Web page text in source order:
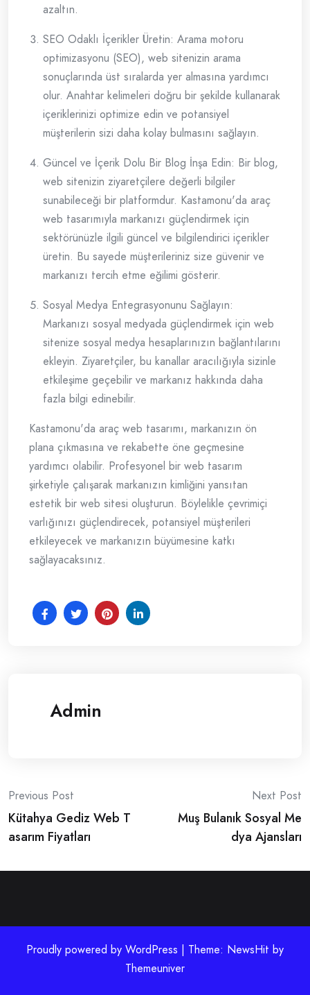
azaltın.
SEO Odaklı İçerikler Üretin: Arama motoru
optimizasyonu (SEO), web sitenizin arama
sonuçlarında üst sıralarda yer almasına yardımcı
olur. Anahtar kelimeleri doğru bir şekilde kullanarak
içeriklerinizi optimize edin ve potansiyel
müşterilerin sizi daha kolay bulmasını sağlayın.
Güncel ve İçerik Dolu Bir Blog İnşa Edin: Bir blog,
web sitenizin ziyaretçilere değerli bilgiler
sunabileceği bir platformdur. Kastamonu'da araç
web tasarımıyla markanızı güçlendirmek için
sektörünüzle ilgili güncel ve bilgilendirici içerikler
üretin. Bu sayede müşterileriniz size güvenir ve
markanızı tercih etme eğilimi gösterir.
Sosyal Medya Entegrasyonunu Sağlayın:
Markanızı sosyal medyada güçlendirmek için web
sitenize sosyal medya hesaplarınızın bağlantılarını
ekleyin. Ziyaretçiler, bu kanallar aracılığıyla sizinle
etkileşime geçebilir ve markanız hakkında daha
fazla bilgi edinebilir.
Kastamonu'da araç web tasarımı, markanızın ön
plana çıkmasına ve rekabette öne geçmesine
yardımcı olabilir. Profesyonel bir web tasarım
şirketiyle çalışarak markanızın kimliğini yansıtan
estetik bir web sitesi oluşturun. Böylelikle çevrimiçi
varlığınızı güçlendirecek, potansiyel müşterileri
etkileyecek ve markanızın büyümesine katkı
sağlayacaksınız.
Admin
Post
navigation
Previous Post
Kütahya Gediz Web T
asarım Fiyatları
Next Post
Muş Bulanık Sosyal Me
dya Ajansları
Proudly powered by WordPress | Theme: NewsHit by
Themeuniver